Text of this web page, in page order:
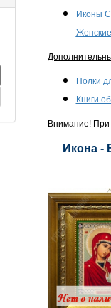
Иконы
Полки
Книги
Внимание! При
Икона -